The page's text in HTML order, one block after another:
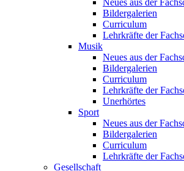
Bildergalerien
Curriculum
Lehrkräfte der
Musik
Neues aus der
Bildergalerien
Curriculum
Lehrkräfte der
Unerhörtes
Sport
Neues aus der
Bildergalerien
Curriculum
Lehrkräfte der
Gesellschaft